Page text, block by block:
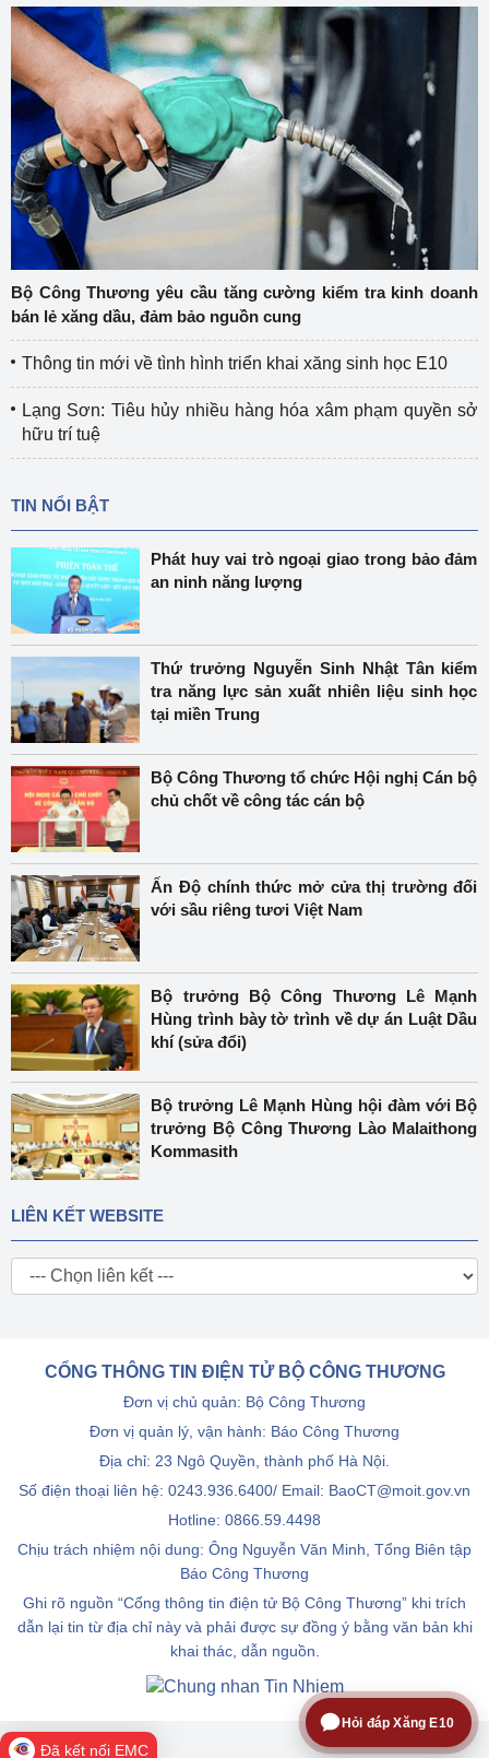
Bộ Công Thương yêu cầu tăng cường kiểm tra kinh doanh
bán lẻ xăng dầu, đảm bảo nguồn cung
Thông tin mới về tình hình triển khai xăng sinh học E10
Lạng Sơn: Tiêu hủy nhiều hàng hóa xâm phạm quyền sở
hữu trí tuệ
TIN NỔI BẬT
Phát huy vai trò ngoại giao trong bảo đảm
an ninh năng lượng
Thứ trưởng Nguyễn Sinh Nhật Tân kiểm
tra năng lực sản xuất nhiên liệu sinh học
tại miền Trung
Bộ Công Thương tổ chức Hội nghị Cán bộ
chủ chốt về công tác cán bộ
Ấn Độ chính thức mở cửa thị trường đối
với sầu riêng tươi Việt Nam
Bộ trưởng Bộ Công Thương Lê Mạnh
Hùng trình bày tờ trình về dự án Luật Dầu
khí (sửa đổi)
Bộ trưởng Lê Mạnh Hùng hội đàm với Bộ
trưởng Bộ Công Thương Lào Malaithong
Kommasith
LIÊN KẾT WEBSITE
CỔNG THÔNG TIN ĐIỆN TỬ BỘ CÔNG THƯƠNG
Đơn vị chủ quản: Bộ Công Thương
Đơn vị quản lý, vận hành: Báo Công Thương
Địa chỉ: 23 Ngô Quyền, thành phố Hà Nội.
Số điện thoại liên hệ: 0243.936.6400/ Email: BaoCT@moit.gov.vn
Hotline: 0866.59.4498
Chịu trách nhiệm nội dung: Ông Nguyễn Văn Minh, Tổng Biên tập
Báo Công Thương
Ghi rõ nguồn “Cổng thông tin điện tử Bộ Công Thương” khi trích
dẫn lại tin từ địa chỉ này và phải được sự đồng ý bằng văn bản khi
khai thác, dẫn nguồn.
Hỏi đáp Xăng E10
Đã kết nối EMC